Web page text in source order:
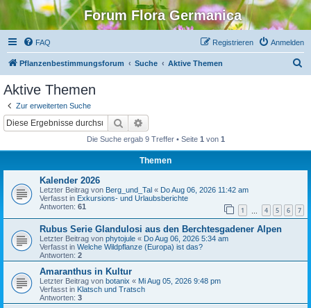
Forum Flora Germanica
FAQ Anmelden
Registrieren
Pflanzenbestimmungsforum Suche Aktive Themen
Aktive Themen
Zur erweiterten Suche
Suche
Die Suche ergab 9 Treffer • Seite 1 von 1
Themen
Kalender 2026
Letzter Beitrag von Berg_und_Tal « Do Aug 06, 2026 11:42 am
Verfasst in Exkursions- und Urlaubsberichte
Antworten: 61 1 4 5 6 7
Rubus Serie Glandulosi aus den Berchtesgadener Alpen
Letzter Beitrag von phytojule « Do Aug 06, 2026 5:34 am
Verfasst in Welche Wildpflanze (Europa) ist das?
Antworten: 2
Amaranthus in Kultur
Letzter Beitrag von botanix « Mi Aug 05, 2026 9:48 pm
Verfasst in Klatsch und Tratsch
Antworten: 3